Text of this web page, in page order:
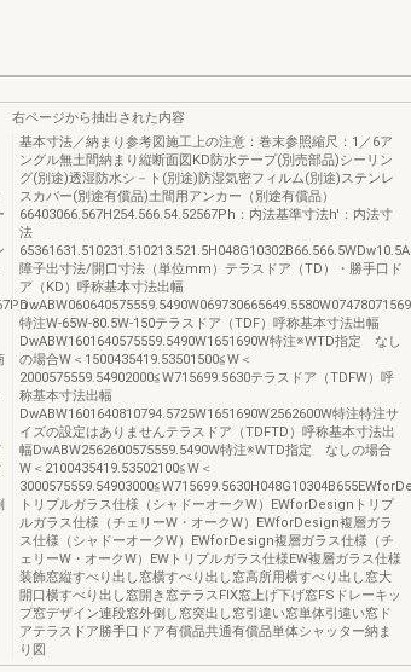
：
右ページから抽出された内容
基本寸法／納まり参考図施工上の注意：巻末参照縮尺：1／6ア
ングル無土間納まり縦断面図KD防水テープ(別売部品)シーリン
グ(別途)透湿防水シ－ト(別途)防湿気密フィルム(別途)ステンレ
スカバー(別途有償品)土間用アンカー（別途有償品）
66403066.567H254.566.54.52567Ph：内法基準寸法h'：内法寸
法
障子出寸法/開口寸法（単位mm）テラスドア（TD）・勝手口ド
ア（KD）呼称基本寸法出幅
特注W-65W-80.5W-150テラスドア（TDF）呼称基本寸法出幅
DwABW1601640575559.5490W1651690W特注※WTD指定 なし
の場合W＜1500435419.53501500≦W＜
2000575559.54902000≦W715699.5630テラスドア（TDFW）呼
称基本寸法出幅
DwABW1601640810794.5725W1651690W2562600W特注特注サ
イズの設定はありませんテラスドア（TDFTD）呼称基本寸法出
幅DwABW2562600575559.5490W特注※WTD指定 なしの場合
W＜2100435419.53502100≦W＜
トリプルガラス仕様（シャドーオークW）EWforDesignトリプ
ルガラス仕様（チェリーW・オークW）EWforDesign複層ガラ
ス仕様（シャドーオークW）EWforDesign複層ガラス仕様（チ
ェリーW・オークW）EWトリプルガラス仕様EW複層ガラス仕様
装飾窓縦すべり出し窓横すべり出し窓高所用横すべり出し窓大
開口横すべり出し窓開き窓テラスFIX窓上げ下げ窓FSドレーキッ
プ窓デザイン連段窓外倒し窓突出し窓引違い窓単体引違い窓ド
アテラスドア勝手口ドア有償品共通有償品単体シャッター納ま
り図